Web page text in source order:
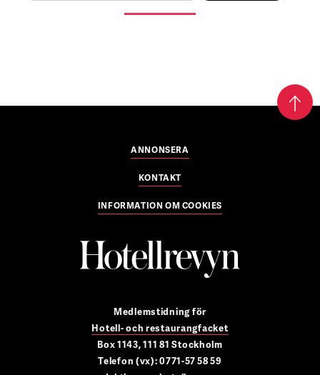
ANNONSERA
KONTAKT
INFORMATION OM COOKIES
Medlemstidning för
Hotell- och restaurangfacket
Box 1143, 111 81 Stockholm
Telefon (vx): 0771-57 58 59